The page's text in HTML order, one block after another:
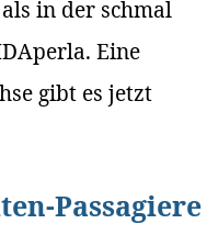
in der schmal
Eine
gibt es jetzt
Passagiere